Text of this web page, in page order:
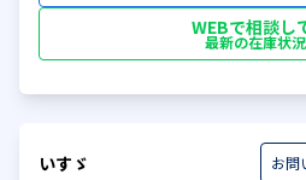
WEBで相談し
最新の在庫状
いすゞ お問